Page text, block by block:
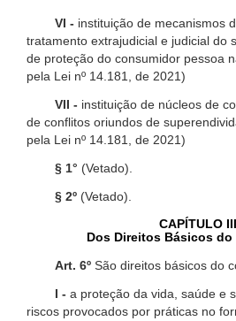
VI - instituição de mecanismos
tratamento extrajudicial e judicial do
de proteção do consumidor
pela Lei nº 14.181, de 2021)
VII - instituição de núcleos de
de conflitos oriundos de
pela Lei nº 14.181, de 2021)
§ 1° (Vetado).
§ 2º (Vetado).
CAPÍTULO III
Dos Direitos Básicos
Art. 6º São direitos básicos do
I - a proteção da vida, saúde e
riscos provocados por práticas no